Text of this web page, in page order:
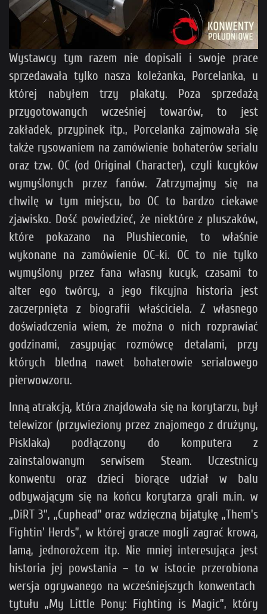
Wystawcy tym razem nie dopisali i swoje prace
sprzedawała tylko nasza koleżanka, Porcelanka, u
której nabyłem trzy plakaty. Poza sprzedażą
przygotowanych wcześniej towarów, to jest
zakładek, przypinek itp., Porcelanka zajmowała się
także rysowaniem na zamówienie bohaterów serialu
oraz tzw. OC (od Original Character), czyli kucyków
wymyślonych przez fanów. Zatrzymajmy się na
chwilę w tym miejscu, bo OC to bardzo ciekawe
zjawisko. Dość powiedzieć, że niektóre z pluszaków,
które pokazano na Plushieconie, to właśnie
wykonane na zamówienie OC-ki. OC to nie tylko
wymyślony przez fana własny kucyk, czasami to
alter ego twórcy, a jego fikcyjna historia jest
zaczerpnięta z biografii właściciela. Z własnego
doświadczenia wiem, że można o nich rozprawiać
godzinami, zasypując rozmówcę detalami, przy
których bledną nawet bohaterowie serialowego
pierwowzoru.
Inną atrakcją, która znajdowała się na korytarzu, był
telewizor (przywieziony przez znajomego z drużyny,
Pisklaka) podłączony do komputera z
zainstalowanym serwisem Steam. Uczestnicy
konwentu oraz dzieci biorące udział w balu
odbywającym się na końcu korytarza grali m.in. w
„DiRT 3”, „Cuphead” oraz wdzięczną bijatykę „Them's
Fightin' Herds”, w której gracze mogli zagrać krową,
lamą, jednorożcem itp. Nie mniej interesująca jest
historia jej powstania – to w istocie przerobiona
wersja ogrywanego na wcześniejszych konwentach
tytułu „My Little Pony: Fighting is Magic”, który